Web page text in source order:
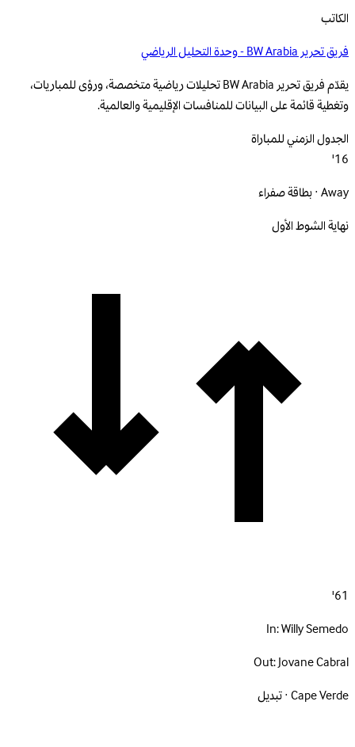
الكاتب
فريق تحرير BW Arabia - وحدة التحليل الرياضي
يقدّم فريق تحرير BW Arabia تحليلات رياضية متخصصة، ورؤى للمباريات،
وتغطية قائمة على البيانات للمنافسات الإقليمية والعالمية.
الجدول الزمني للمباراة
16'
Away · بطاقة صفراء
نهاية الشوط الأول
61'
In:Willy Semedo
Out:Jovane Cabral
Cape Verde · تبديل